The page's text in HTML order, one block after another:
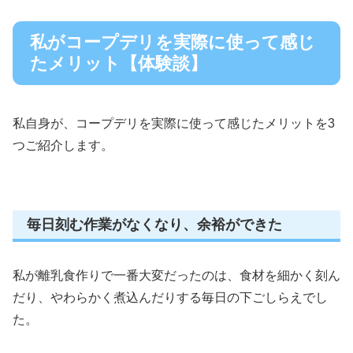
私がコープデリを実際に使って感じ
たメリット【体験談】
私自身が、コープデリを実際に使って感じたメリットを3
つご紹介します。
毎日刻む作業がなくなり、余裕ができた
私が離乳食作りで一番大変だったのは、食材を細かく刻ん
だり、やわらかく煮込んだりする毎日の下ごしらえでし
た。